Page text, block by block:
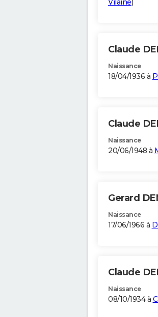
Vilaine)
Claude
Naissance
18/04/1936 à
Claude
Naissance
20/06/1948 à
Gerard
Naissance
17/06/1966 à
Claude
Naissance
08/10/1934 à